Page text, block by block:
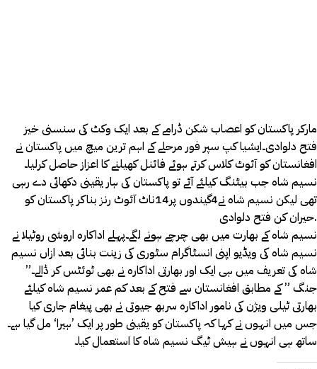
مارکر پاکستان کو اعصاب شکن ڈرامے کے بعد ایک وکٹ کی سنسنی خیز
فتح دلوادی۔ایشیا کپ سپر فور مرحلے کے اہم ترین میچ میں پاکستان نے
افغانستان کو آئوٹ کلاس کرتے ہوئے فائنل کھیلنے کا اعزاز حاصل کرلیا۔
نسیم شاہ جب بیٹنگ کیلئے آئے تو پاکستان کی ہار یقینی دکھائی دے رہی
تھی لیکن نسیم شاہ نے4گیندوں پر14ناٹ آئوٹ رنز بناکر پاکستان کو
حیران کن فتح دلوادی.
نسیم شاہ کے بھارت میں بھی چرچے ہونے لگے۔پہلے اداکارہ اروشی روٹیلا نے
نسیم شاہ کی ویڈیو اپنی انسٹاگرام سٹوری کی زینت بنائی بعد ازاں نسیم
شاہ کی تعریف میں ہی ایک اور بھارتی اداکارہ نے بھی ٹوئٹس کر ڈالے۔”
جنگ ” کے مطابق افغانستان سے فتح کے بعد کم عمر نسیم شاہ کیلئے
بھارتی ٹیلی ویژن کی نامور اداکارہ سربھ جیوتی نے بھی پیغام جاری کیا
جس میں انہوں نے کہا کہ پاکستان کو یقینی طور پر ایک ’ہیرا‘ مل گیا ہے۔
ساتھ ہی انہوں نے ہیش ٹیگ نسیم شاہ کا استعمال کیا۔